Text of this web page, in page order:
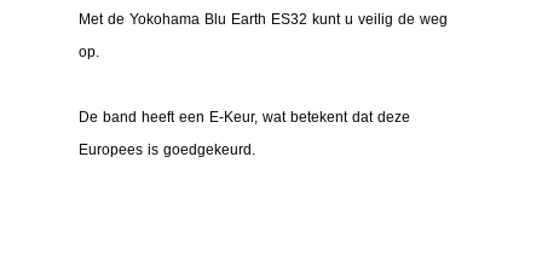
Met de Yokohama Blu Earth ES32 kunt u veilig de weg
op.
De band heeft een E-Keur, wat betekent dat deze
Europees is goedgekeurd.